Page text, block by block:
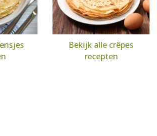
Bekijk alle crêpes
recepten